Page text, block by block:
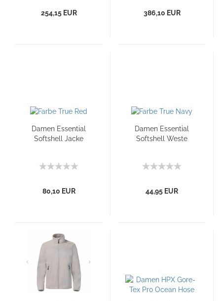
254,15 EUR 386,10 EUR
Damen Essential
Softshell Jacke
80,10 EUR
Damen Essential
Softshell Weste
44,95 EUR